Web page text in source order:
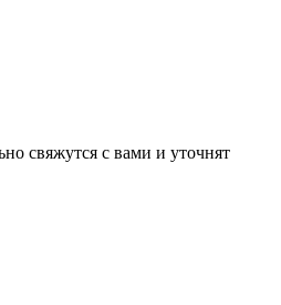
свяжутся с вами и уточнят